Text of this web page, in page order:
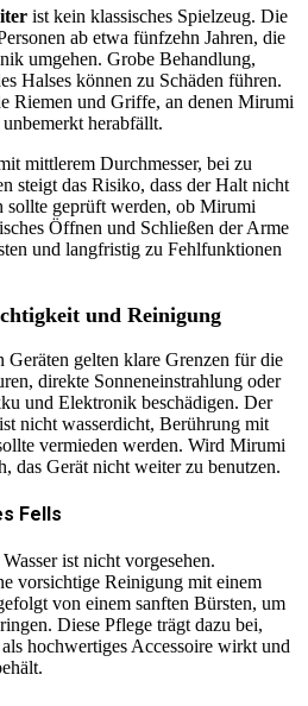
ist kein klassisches Spielzeug. Die
ab etwa fünfzehn Jahren, die
umgehen. Grobe Behandlung,
Halses können zu Schäden führen.
Riemen und Griffe, an denen Mirumi
herabfällt.
mittlerem Durchmesser, bei zu
steigt das Risiko, dass der Halt nicht
sollte geprüft werden, ob Mirumi
Öffnen und Schließen der Arme
und langfristig zu Fehlfunktionen
und Reinigung
Geräten gelten klare Grenzen für die
direkte Sonneneinstrahlung oder
und Elektronik beschädigen. Der
ist nicht wasserdicht, Berührung mit
vermieden werden. Wird Mirumi
das Gerät nicht weiter zu benutzen.
Fells
ist nicht vorgesehen.
vorsichtige Reinigung mit einem
von einem sanften Bürsten, um
Diese Pflege trägt dazu bei,
hochwertiges Accessoire wirkt und